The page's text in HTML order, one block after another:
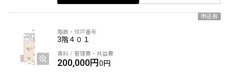
申込有
3階４０１
200,000円0円